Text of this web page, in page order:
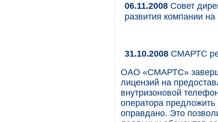
06.11.2008 Совет
развития компании
31.10.2008 СМАРТС
ОАО «СМАРТС»
лицензий на
внутризоновой
оператора
оправдано. Это